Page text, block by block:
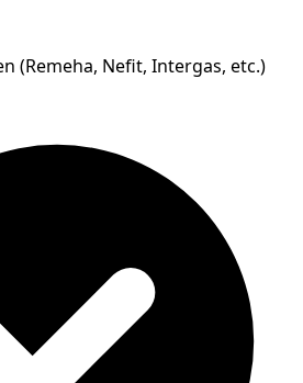
(Remeha, Nefit, Intergas, etc.)